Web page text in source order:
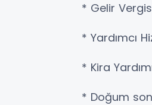
* Gelir
* Yardımcı
* Kira
* Doğum